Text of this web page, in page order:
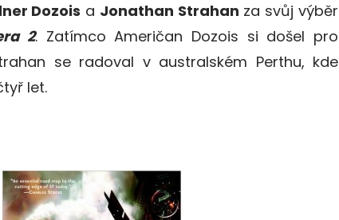
Dozois a Jonathan Strahan za svůj výběr
2. Zatímco Američan Dozois si došel pro
se radoval v australském Perthu, kde
let.